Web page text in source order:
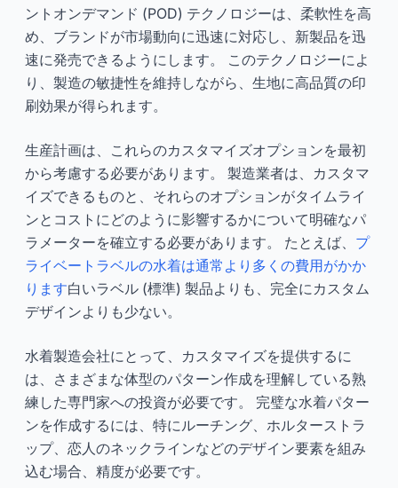
ントオンデマンド (POD) テクノロジーは、柔軟性を高
め、ブランドが市場動向に迅速に対応し、新製品を迅
速に発売できるようにします。 このテクノロジーによ
り、製造の敏捷性を維持しながら、生地に高品質の印
刷効果が得られます。
生産計画は、これらのカスタマイズオプションを最初
から考慮する必要があります。 製造業者は、カスタマ
イズできるものと、それらのオプションがタイムライ
ンとコストにどのように影響するかについて明確なパ
ラメーターを確立する必要があります。 たとえば、 プ
ライベートラベルの水着は通常より多くの費用がかか
ります白いラベル (標準) 製品よりも、完全にカスタム
デザインよりも少ない。
水着製造会社にとって、カスタマイズを提供するに
は、さまざまな体型のパターン作成を理解している熟
練した専門家への投資が必要です。 完璧な水着パター
ンを作成するには、特にルーチング、ホルターストラ
ップ、恋人のネックラインなどのデザイン要素を組み
込む場合、精度が必要です。